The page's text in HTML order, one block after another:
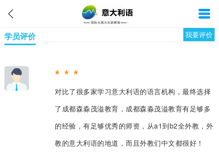
学员评价 我要评价
对比了很多家学习意大利语的语言机构，最终选择
了成都森淼茂溢教育，成都森淼茂溢教育有足够多
的经验，有足够优秀的师资，从a1到b2全外教，外
教的意大利语的地道，而且外教们中文都很好！